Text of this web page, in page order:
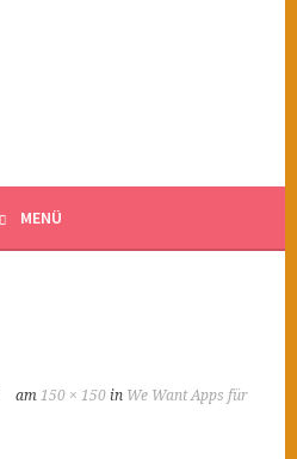
MENÜ
am150 × 150 in We Want Apps für